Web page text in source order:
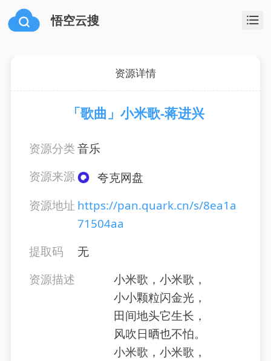
悟空云搜
资源详情
「歌曲」小米歌-蒋进兴
资源分类音乐
资源来源
夸克网盘
资源地址 https://pan.quark.cn/s/8ea1a
71504aa
提取码
无
资源描述
小米歌，小米歌，
小小颗粒闪金光，
田间地头它生长，
风吹日晒也不怕。
小米歌，小米歌，